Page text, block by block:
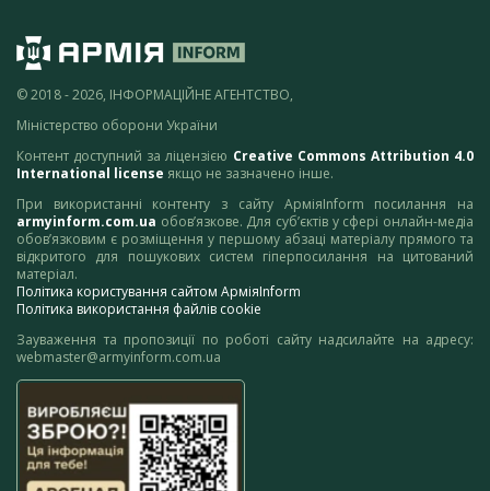
© 2018 - 2026, ІНФОРМАЦІЙНЕ АГЕНТСТВО,
Міністерство оборони України
Контент доступний за ліцензією Creative Commons Attribution 4.0
International license якщо не зазначено інше.
При використанні контенту з сайту АрміяInform посилання на
armyinform.com.ua обов’язкове. Для суб’єктів у сфері онлайн-медіа
обов’язковим є розміщення у першому абзаці матеріалу прямого та
відкритого для пошукових систем гіперпосилання на цитований
матеріал.
Політика користування сайтом АрміяInform
Політика використання файлів cookie
Зауваження та пропозиції по роботі сайту надсилайте на адресу:
webmaster@armyinform.com.ua